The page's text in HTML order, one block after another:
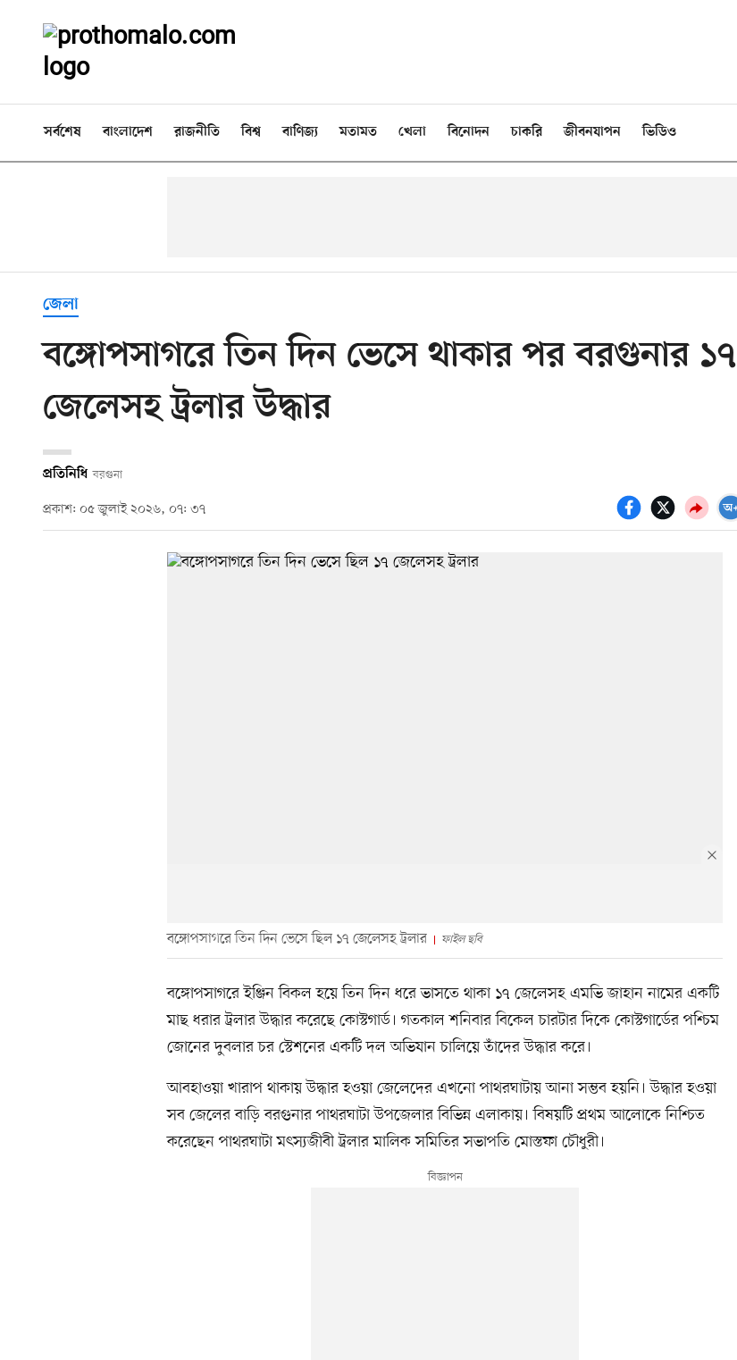
সর্বশেষ বাংলাদেশ রাজনীতি বিশ্ব বাণিজ্য মতামত খেলা বিনোদন চাকরি জীবনযাপন ভিডিও
জেলা
বঙ্গোপসাগরে তিন দিন ভেসে থাকার পর বরগুনার ১৭
জেলেসহ ট্রলার উদ্ধার
প্রতিনিধি বরগুনা
প্রকাশ: ০৫ জুলাই ২০২৬, ০৭: ৩৭
বঙ্গোপসাগরে তিন দিন ভেসে ছিল ১৭ জেলেসহ ট্রলার ফাইল ছবি
বঙ্গোপসাগরে ইঞ্জিন বিকল হয়ে তিন দিন ধরে ভাসতে থাকা ১৭ জেলেসহ এমভি জাহান নামের একটি
মাছ ধরার ট্রলার উদ্ধার করেছে কোস্টগার্ড। গতকাল শনিবার বিকেল চারটার দিকে কোস্টগার্ডের পশ্চিম
জোনের দুবলার চর স্টেশনের একটি দল অভিযান চালিয়ে তাঁদের উদ্ধার করে।
আবহাওয়া খারাপ থাকায় উদ্ধার হওয়া জেলেদের এখনো পাথরঘাটায় আনা সম্ভব হয়নি। উদ্ধার হওয়া
সব জেলের বাড়ি বরগুনার পাথরঘাটা উপজেলার বিভিন্ন এলাকায়। বিষয়টি প্রথম আলোকে নিশ্চিত
করেছেন পাথরঘাটা মৎস্যজীবী ট্রলার মালিক সমিতির সভাপতি মোস্তফা চৌধুরী।